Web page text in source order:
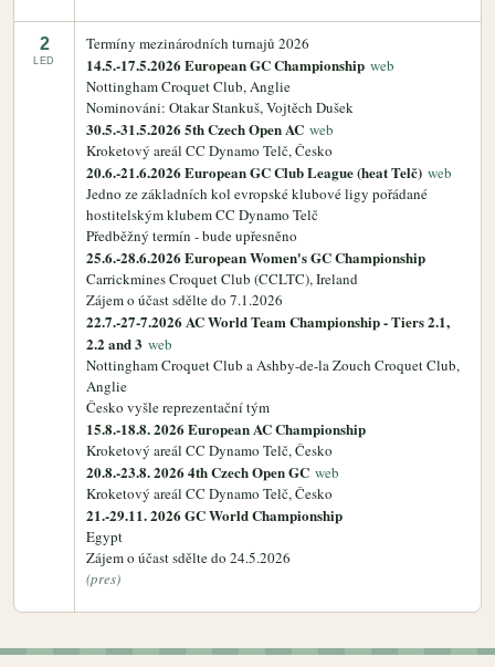
2
LED
Termíny mezinárodních turnajů 2026
14.5.-17.5.2026 European GC Championship web
Nottingham Croquet Club, Anglie
Nominováni: Otakar Stankuš, Vojtěch Dušek
30.5.-31.5.2026 5th Czech Open AC web
Kroketový areál CC Dynamo Telč, Česko
20.6.-21.6.2026 European GC Club League (heat Telč) web
Jedno ze základních kol evropské klubové ligy pořádané
hostitelským klubem CC Dynamo Telč
Předběžný termín - bude upřesněno
25.6.-28.6.2026 European Women's GC Championship
Carrickmines Croquet Club (CCLTC), Ireland
Zájem o účast sdělte do 7.1.2026
22.7.-27-7.2026 AC World Team Championship - Tiers 2.1,
2.2 and 3 web
Nottingham Croquet Club a Ashby-de-la Zouch Croquet Club,
Anglie
Česko vyšle reprezentační tým
15.8.-18.8. 2026 European AC Championship
Kroketový areál CC Dynamo Telč, Česko
20.8.-23.8. 2026 4th Czech Open GC web
Kroketový areál CC Dynamo Telč, Česko
21.-29.11. 2026 GC World Championship
Egypt
Zájem o účast sdělte do 24.5.2026
(pres)